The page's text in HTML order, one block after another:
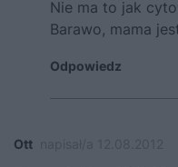
Nie ma to jak
Barawo, mama
Odpowiedz
Ott